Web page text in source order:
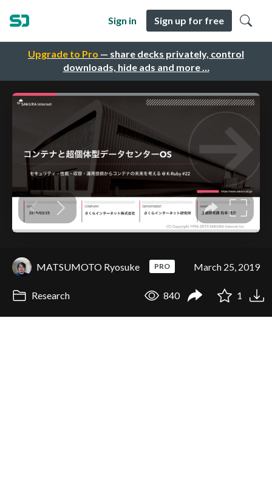
Upgrade to Pro — share decks privately, control
downloads, hide ads and more …
Sign in Sign up for free
MATSUMOTO Ryosuke PRO March 25, 2019
Research 840 1